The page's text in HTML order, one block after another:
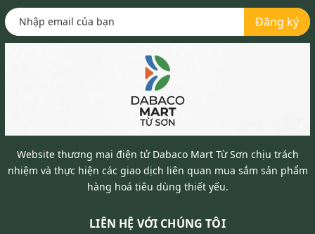
Đăng ký
Website thương mại điện tử Dabaco Mart Từ Sơn chịu trách
nhiệm và thực hiện các giao dịch liên quan mua sắm sản phẩm
hàng hoá tiêu dùng thiết yếu.
LIÊN HỆ VỚI CHÚNG TÔI